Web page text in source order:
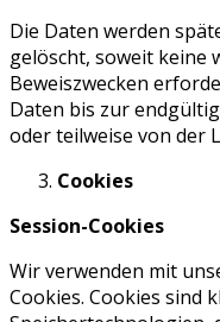
Die Daten werden
gelöscht, soweit keine
Beweiszwecken
Daten bis zur
oder teilweise von der
Cookies
Session-Cookies
Wir verwenden mit
Cookies. Cookies sind